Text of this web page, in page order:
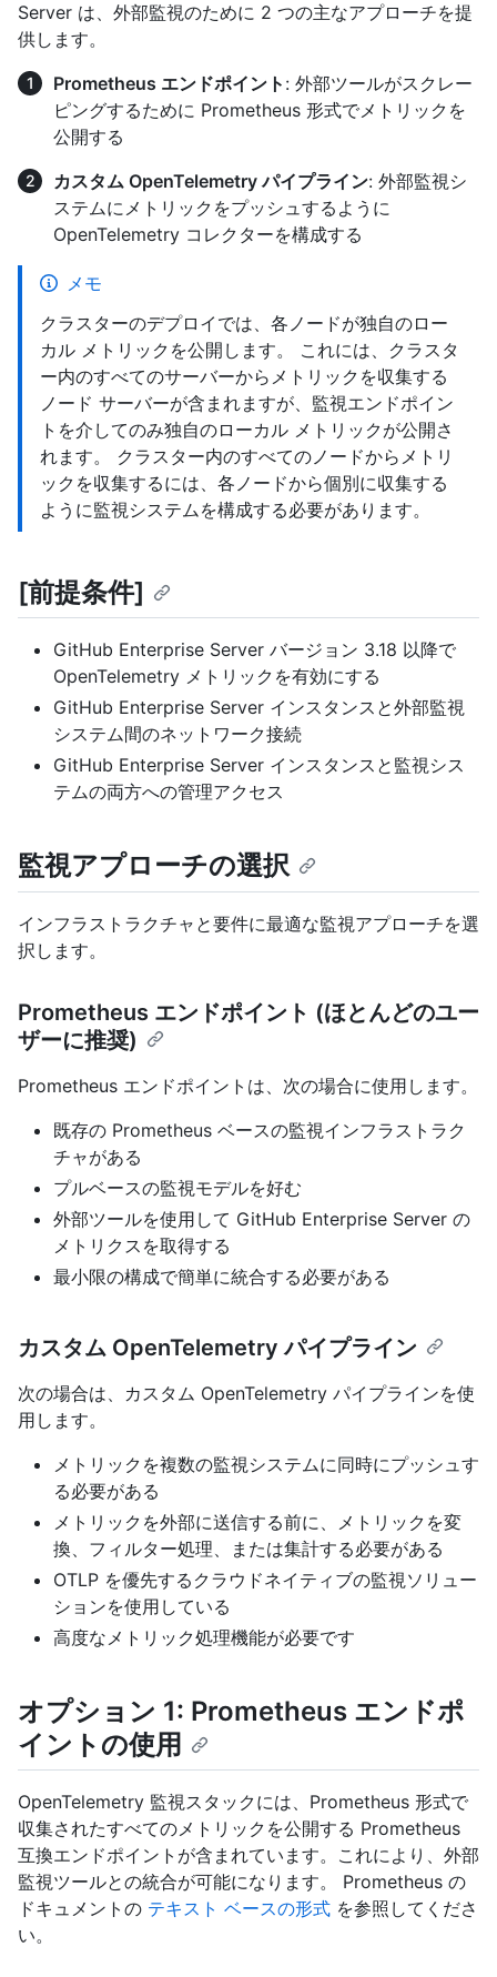
Server は、外部監視のために 2 つの主なアプローチを提
供します。
Prometheus エンドポイント : 外部ツールがスクレー
ピングするために Prometheus 形式でメトリックを
公開する
カスタム OpenTelemetry パイプライン: 外部監視シ
ステムにメトリックをプッシュするように
OpenTelemetry コレクターを構成する
メモ
クラスターのデプロイでは、各ノードが独自のロー
カル メトリックを公開します。 これには、クラスタ
ー内のすべてのサーバーからメトリックを収集する
ノード サーバーが含まれますが、監視エンドポイン
トを介してのみ独自のローカル メトリックが公開さ
れます。 クラスター内のすべてのノードからメトリ
ックを収集するには、各ノードから個別に収集する
ように監視システムを構成する必要があります。
[前提条件]
GitHub Enterprise Server バージョン 3.18 以降で
OpenTelemetry メトリックを有効にする
GitHub Enterprise Server インスタンスと外部監視
システム間のネットワーク接続
GitHub Enterprise Server インスタンスと監視シス
テムの両方への管理アクセス
監視アプローチの選択
インフラストラクチャと要件に最適な監視アプローチを選
択します。
Prometheus エンドポイント (ほとんどのユー
ザーに推奨)
Prometheus エンドポイントは、次の場合に使用します。
既存の Prometheus ベースの監視インフラストラク
チャがある
プルベースの監視モデルを好む
外部ツールを使用して GitHub Enterprise Server の
メトリクスを取得する
最小限の構成で簡単に統合する必要がある
カスタム OpenTelemetry パイプライン
次の場合は、カスタム OpenTelemetry パイプラインを使
用します。
メトリックを複数の監視システムに同時にプッシュす
る必要がある
メトリックを外部に送信する前に、メトリックを変
換、フィルター処理、または集計する必要がある
OTLP を優先するクラウドネイティブの監視ソリュー
ションを使用している
高度なメトリック処理機能が必要です
オプション 1: Prometheus エンドポ
イントの使用
OpenTelemetry 監視スタックには、Prometheus 形式で
収集されたすべてのメトリックを公開する Prometheus
互換エンドポイントが含まれています。これにより、外部
監視ツールとの統合が可能になります。 Prometheus の
ドキュメントの テキスト ベースの形式 を参照してくださ
い。